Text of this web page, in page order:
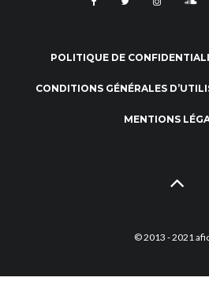
POLITIQUE DE
CONDITIONS GÉNÉRALES
MENTIONS
© 2013 - 2021